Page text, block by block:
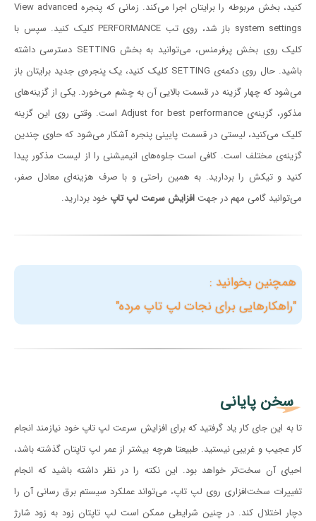
کنید، بخش مربوطه را برایتان اجرا می‌کند. زمانی که پنجره View advanced
system settings باز شد، روی تب PERFORMANCE کلیک کنید. سپس با
کلیک روی بخش پرفرمنس، می‌توانید به بخش SETTING دسترسی داشته
باشید. حال روی دکمه‌ی SETTING کلیک کنید، یک پنجره‌ی جدید برایتان باز
می‌شود که چهار گزینه در قسمت بالایی آن به چشم می‌خورد. یکی از گزینه‌های
مذکور، گزینه‌ی Adjust for best performance است. وقتی روی این گزینه
کلیک می‌کنید، لیستی در قسمت پایینی پنجره آشکار می‌شود که حاوی چندین
گزینه‌ی مختلف است. کافی است جلوه‌های انیمیشنی را از لیست مذکور پیدا
کنید و تیکش را بردارید. به همین راحتی و با صرف هزینه‌ای معادل صفر،
می‌توانید گامی مهم در جهت افزایش سرعت لپ تاپ خود بردارید.
همچنین بخوانید :
"راهکارهایی برای نجات لپ تاپ مرده"
سخن پایانی
تا به این جای کار یاد گرفتید که برای افزایش سرعت لپ تاپ خود نیازمند انجام
کار عجیب و غریبی نیستید. طبیعتا هرچه بیشتر از عمر لپ تاپتان گذشته باشد،
احیای آن سخت‌تر خواهد بود. این نکته را در نظر داشته باشید که انجام
تغییرات سخت‌افزاری روی لپ تاپ، می‌تواند عملکرد سیستم برق رسانی آن را
دچار اختلال کند. در چنین شرایطی ممکن است لپ تاپتان زود به زود شارژ